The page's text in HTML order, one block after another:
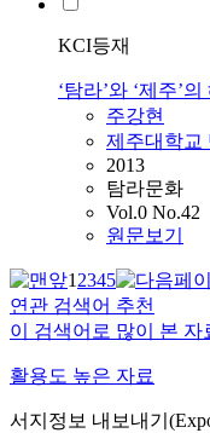
KCI등재
‘탐라’와 ‘제주’
주강현
제주대학교
2013
탐라문화
Vol.0 No.42
원문보기
12345
연관 검색어 추천
이 검색어로 많이 본 자
활용도 높은 자료
서지정보 내보내기